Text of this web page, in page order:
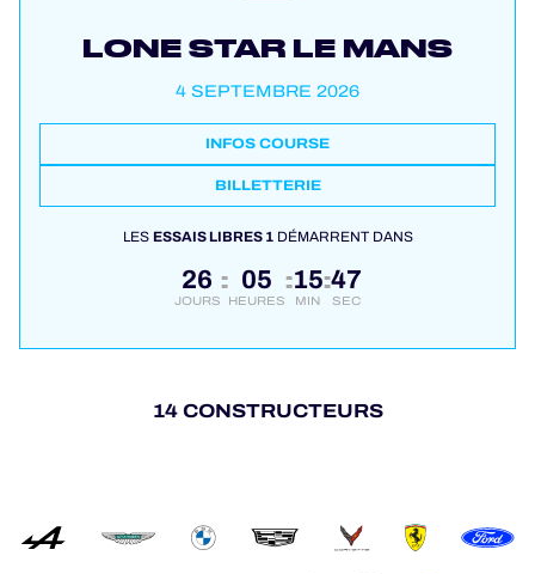
LONE STAR LE MANS
4 SEPTEMBRE 2026
INFOS COURSE
BILLETTERIE
LESESSAIS LIBRES 1DÉMARRENT DANS
26
JOURS
: 05
HEURES
:15
MIN
:47
SEC
14 CONSTRUCTEURS